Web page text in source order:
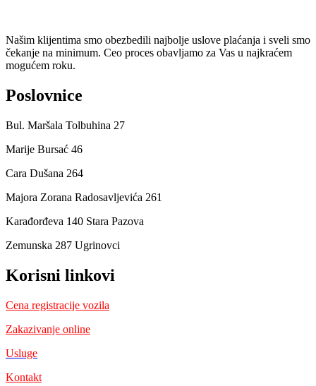
Našim klijentima smo obezbedili najbolje uslove plaćanja i sveli smo
čekanje na minimum. Ceo proces obavljamo za Vas u najkraćem
mogućem roku.
Poslovnice
Bul. Maršala Tolbuhina 27
Marije Bursać 46
Cara Dušana 264
Majora Zorana Radosavljevića 261
Karađorđeva 140 Stara Pazova
Zemunska 287 Ugrinovci
Korisni linkovi
Cena registracije vozila
Zakazivanje online
Usluge
Kontakt